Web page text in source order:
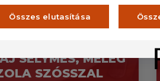
SELYMES, MELEG
SZÓSSZAL
Összes elutasítása